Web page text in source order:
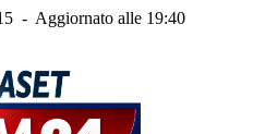
- Aggiornato alle 19:40